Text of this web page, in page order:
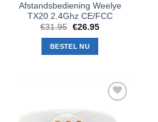
Afstandsbediening Weelye
TX20 2.4Ghz CE/FCC
€31.95 Oorspronkelijke
was:
€31.95.
€26.95Huidige
BESTEL NU